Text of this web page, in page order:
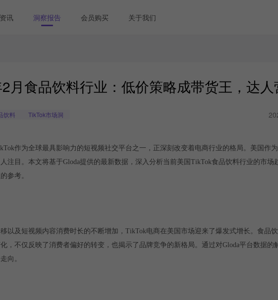
讯 洞察报告 会员购买 关于我们
月食品饮料行业：低价策略成带货王，达
饮料 TikTok市场洞
作为全球最具影响力的短视频社交平台之一，正深刻改变着电商行业的格局。美国作
注目。本文将基于Gloda提供的最新数据，深入分析当前美国TikTok食品饮料行业的市场
参考。
以及短视频内容消费时长的不断增加，TikTok电商在美国市场迎来了爆发式增长。食品
，不仅反映了消费者偏好的转变，也揭示了品牌竞争的新格局。通过对Gloda平台数据的
向。